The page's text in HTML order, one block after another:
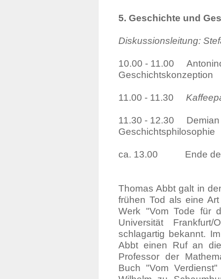
5. Geschichte und
Diskussionsleitung:
10.00 - 11.00
Geschichtskonzeption
11.00 - 11.30
11.30 - 12.30 Demian
Geschichtsphilosophie
ca. 13.00 Ende der
Thomas Abbt galt in
frühen Tod als eine
Werk "Vom Tode für
Universität
schlagartig bekannt.
Abbt einen Ruf an
Professor der
Buch "Vom